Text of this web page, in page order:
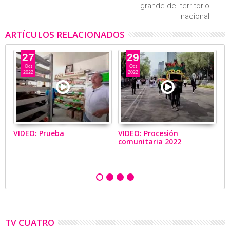
grande del territorio
nacional
ARTÍCULOS RELACIONADOS
27
Oct
2022
VIDEO: Prueba
29
Oct
2022
VIDEO: Procesión
comunitaria 2022
TV CUATRO